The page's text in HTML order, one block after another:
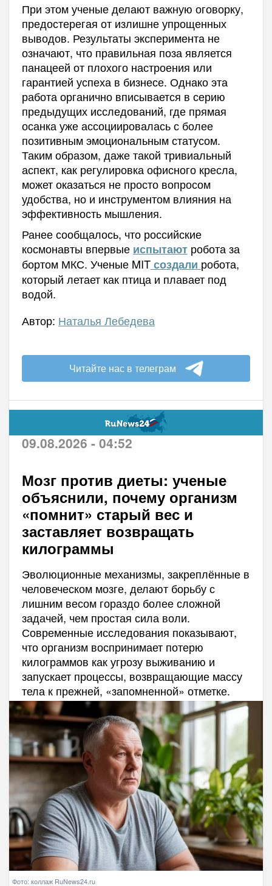
При этом ученые делают важную оговорку,
предостерегая от излишне упрощенных
выводов. Результаты эксперимента не
означают, что правильная поза является
панацеей от плохого настроения или
гарантией успеха в бизнесе. Однако эта
работа органично вписывается в серию
предыдущих исследований, где прямая
осанка уже ассоциировалась с более
позитивным эмоциональным статусом.
Таким образом, даже такой тривиальный
аспект, как регулировка офисного кресла,
может оказаться не просто вопросом
удобства, но и инструментом влияния на
эффективность мышления.
Ранее сообщалось, что российские
космонавты впервые испытают робота за
бортом МКС. Ученые MITсоздали робота,
который летает как птица и плавает под
водой.
Автор: Наталья Лебедева
Читайте нас в телеграм
09.08.2026 - 04:52
Мозг против диеты: ученые
объяснили, почему организм
«помнит» старый вес и
заставляет возвращать
килограммы
Эволюционные механизмы, закреплённые в
человеческом мозге, делают борьбу с
лишним весом гораздо более сложной
задачей, чем простая сила воли.
Современные исследования показывают,
что организм воспринимает потерю
килограммов как угрозу выживанию и
запускает процессы, возвращающие массу
тела к прежней, «запомненной» отметке.
Фото: коллаж RuNews24.ru